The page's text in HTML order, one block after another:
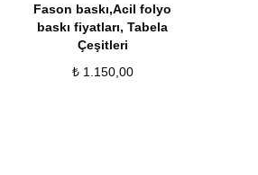
Fason baskı,Acil folyo
baskı fiyatları,Tabela
Çeşitleri
₺1.150,00